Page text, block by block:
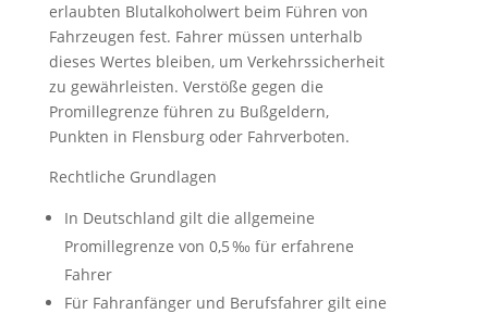
erlaubten Blutalkoholwert beim Führen von
Fahrzeugen fest. Fahrer müssen unterhalb
dieses Wertes bleiben, um Verkehrssicherheit
zu gewährleisten. Verstöße gegen die
Promillegrenze führen zu Bußgeldern,
Punkten in Flensburg oder Fahrverboten.
Rechtliche Grundlagen
In Deutschland gilt die allgemeine
Promillegrenze von 0,5 ‰ für erfahrene
Fahrer
Für Fahranfänger und Berufsfahrer gilt eine